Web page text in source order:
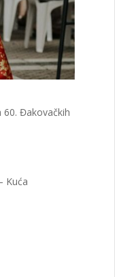
Đakovačkih
Kuća